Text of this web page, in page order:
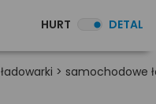
HURT DETAL
ładowarki > samochodowe